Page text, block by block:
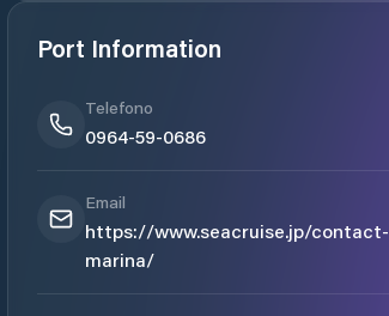
Port Information
Telefono
0964-59-0686
Email
https://www.seacruise.jp/contact-
marina/